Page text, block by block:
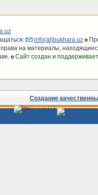
info(at)bukhara.uz
на материалы,
Сайт создан и
Создание
Сайты
Узбекистана